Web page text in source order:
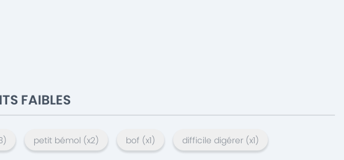
FAIBLES
) petit bémol (x2) bof (x1) difficile digérer (x1)